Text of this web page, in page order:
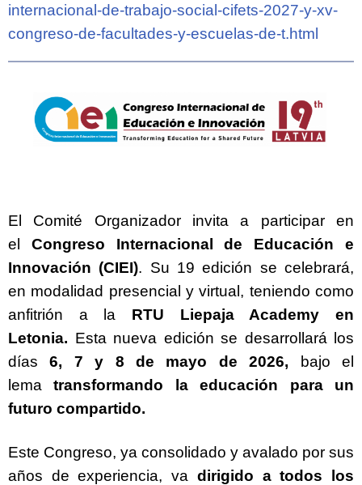
internacional-de-trabajo-social-cifets-2027-y-xv-
congreso-de-facultades-y-escuelas-de-t.html
El Comité Organizador invita a participar en
el Congreso Internacional de Educación e
Innovación (CIEI). Su 19 edición se celebrará,
en modalidad presencial y virtual, teniendo como
anfitrión a la RTU Liepaja Academy en
Letonia. Esta nueva edición se desarrollará los
días6, 7 y 8 de mayo de 2026, bajo el
lematransformando la educación para un
futuro compartido.
Este Congreso, ya consolidado y avalado por sus
años de experiencia, va dirigido a todos los